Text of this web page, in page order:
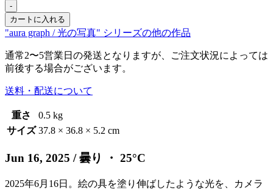
-
カートに入れる
"aura graph / 光の写真" シリーズの他の作品
通常2〜5営業日の発送となりますが、ご注文状況によっては
前後する場合がございます。
送料・配送について
重さ
0.5 kg
サイズ 37.8 × 36.8 × 5.2 cm
Jun 16, 2025 / 曇り ・ 25°C
2025年6月16日。絵の具を塗り伸ばしたような光を、カメラ